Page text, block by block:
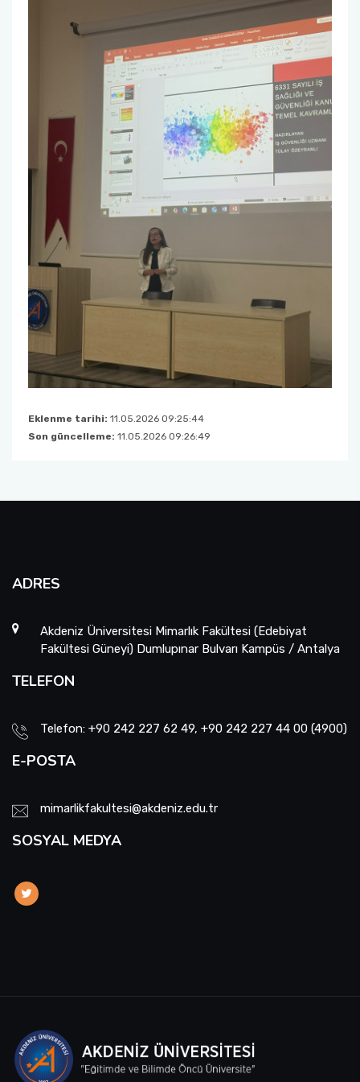
Eklenme tarihi: 11.05.2026 09:25:44
Son güncelleme: 11.05.2026 09:26:49
ADRES
Akdeniz Üniversitesi Mimarlık Fakültesi (Edebiyat
Fakültesi Güneyi) Dumlupınar Bulvarı Kampüs / Antalya
TELEFON
Telefon: +90 242 227 62 49, +90 242 227 44 00 (4900)
E-POSTA
mimarlikfakultesi@akdeniz.edu.tr
SOSYAL MEDYA
ÖĞRENCİ TEMSİLCİLİĞİ
ÇAP-YANDAL